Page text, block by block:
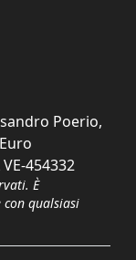
Poerio,
454332
È
qualsiasi